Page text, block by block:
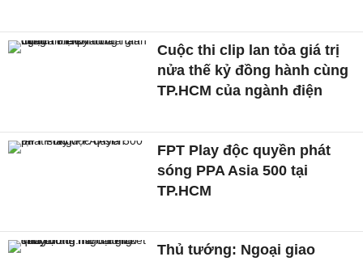
Cuộc thi clip lan tỏa giá trị
nửa thế kỷ đồng hành cùng
TP.HCM của ngành điện
FPT Play độc quyền phát
sóng PPA Asia 500 tại
TP.HCM
Thủ tướng: Ngoại giao